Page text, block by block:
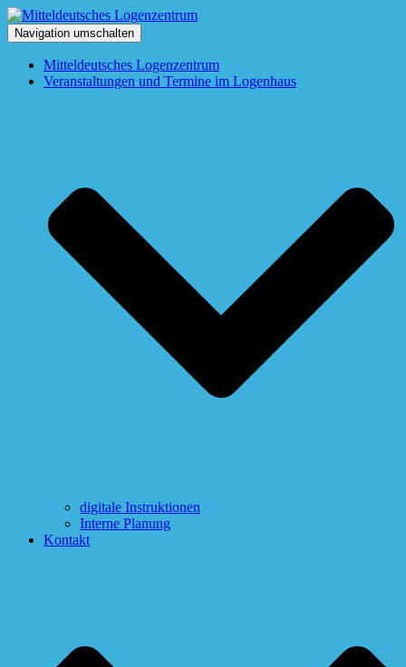
Navigation umschalten
Mitteldeutsches Logenzentrum
Veranstaltungen und Termine im Logenhaus
digitale Instruktionen
Interne Planung
Kontakt